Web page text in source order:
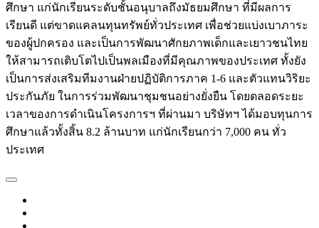
ศึกษา แก่นักเรียนระดับชั้นอนุบาลถึงมัธยมศึกษา ที่มีผลการ
เรียนดี แต่ขาดแคลนทุนทรัพย์ทั่วประเทศ เพื่อช่วยแบ่งเบาภาระ
ของผู้ปกครอง และเป็นการพัฒนาศักยภาพเด็กและเยาวชนไทย
ให้สามารถเติบโตไปเป็นพลเมืองที่มีคุณภาพของประเทศ ทั้งยัง
เป็นการส่งเสริมทีมงานฝ่ายปฏิบัติการภาค 1-6 และตัวแทนวิริยะ
ประกันภัย ในการร่วมพัฒนาชุมชนอย่างยั่งยืน โดยตลอดระยะ
เวลาของการดำเนินโครงการฯ ที่ผ่านมา บริษัทฯ ได้มอบทุนการ
ศึกษาแล้วทั้งสิ้น 8.2 ล้านบาท แก่นักเรียนกว่า 7,000 คน ทั่ว
ประเทศ